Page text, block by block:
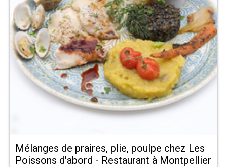
Mélanges de praires, plie, poulpe chez Les
Poissons d'abord - Restaurant à Montpellier